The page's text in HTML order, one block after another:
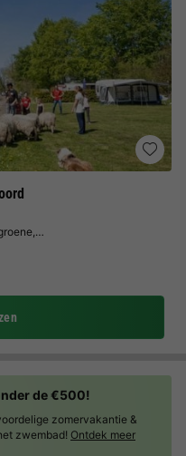
de €500!
zomervakantie &
zwembad! Ontdek meer